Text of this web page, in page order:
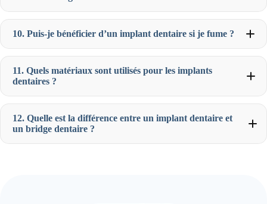
10. Puis-je bénéficier d’un implant dentaire si je fume ?
11. Quels matériaux sont utilisés pour les implants
dentaires ?
12. Quelle est la différence entre un implant dentaire et
un bridge dentaire ?